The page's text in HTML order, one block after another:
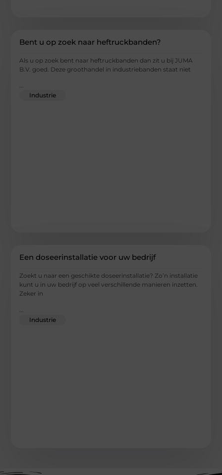
Bent u op zoek naar heftruckbanden?
Als u op zoek bent naar heftruckbanden dan zit u bij JUMA
B.V. goed. Deze groothandel in industriebanden staat niet
...
Industrie
Een doseerinstallatie voor uw bedrijf
Zoekt u naar een geschikte doseerinstallatie? Zo’n installatie
kunt u in uw bedrijf op veel verschillende manieren inzetten.
Zeker in
Industrie